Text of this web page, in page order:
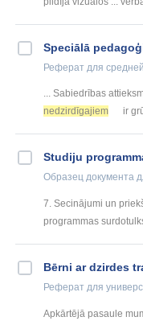
Speciālā
Реферат для
... Sabiedrības
nedzirdīgajiem
ir
Studiju
Образец документа
7. Secinājumi un
programmas
Bērni ar dzirdes
Реферат для
Apkārtējā pasaule